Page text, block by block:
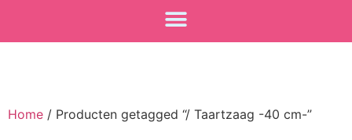
Home / Producten getagged “/ Taartzaag -40 cm-”